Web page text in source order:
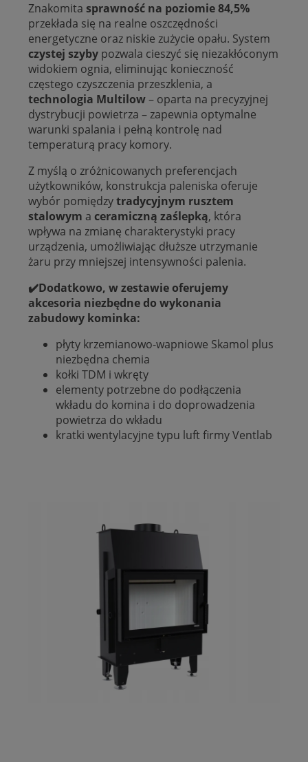
Znakomita sprawność na poziomie 84,5%
przekłada się na realne oszczędności
energetyczne oraz niskie zużycie opału. System
czystej szyby pozwala cieszyć się niezakłóconym
widokiem ognia, eliminując konieczność
częstego czyszczenia przeszklenia, a
technologia Multilow– oparta na precyzyjnej
dystrybucji powietrza – zapewnia optymalne
warunki spalania i pełną kontrolę nad
temperaturą pracy komory.
Z myślą o zróżnicowanych preferencjach
użytkowników, konstrukcja paleniska oferuje
wybór pomiędzytradycyjnym rusztem
stalowym a ceramiczną zaślepką, która
wpływa na zmianę charakterystyki pracy
urządzenia, umożliwiając dłuższe utrzymanie
żaru przy mniejszej intensywności palenia.
✔️Dodatkowo, w zestawie oferujemy
akcesoria niezbędne do wykonania
zabudowy kominka:
płyty krzemianowo-wapniowe Skamol plus
niezbędna chemia
kołki TDM i wkręty
elementy potrzebne do podłączenia
wkładu do komina i do doprowadzenia
powietrza do wkładu
kratki wentylacyjne typu luft firmy Ventlab